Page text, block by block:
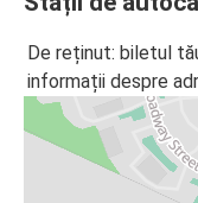
De reținut: biletul
informații despre